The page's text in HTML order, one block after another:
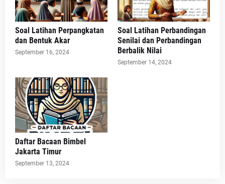
Soal Latihan Perpangkatan
dan Bentuk Akar
September 16, 2024
Soal Latihan Perbandingan
Senilai dan Perbandingan
Berbalik Nilai
September 14, 2024
Daftar Bacaan Bimbel
Jakarta Timur
September 13, 2024